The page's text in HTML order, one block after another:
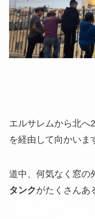
エルサレムから北へ
を経由して向かいま
道中、何気なく窓の
タンクがたくさんあ